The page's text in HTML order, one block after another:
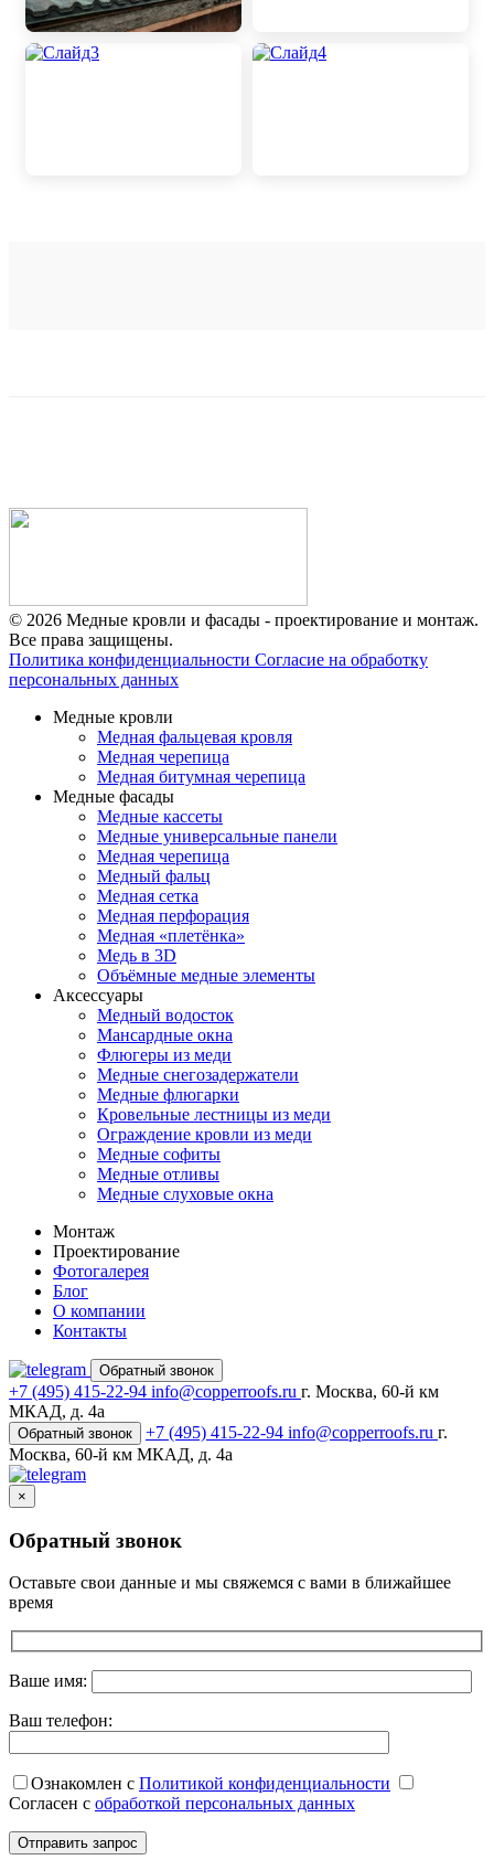
© 2026 Медные кровли и фасады - проектирование и монтаж.
Все права защищены.
Политика конфиденциальности Согласие на обработку
персональных данных
Медные кровли
Медная фальцевая кровля
Медная черепица
Медная битумная черепица
Медные фасады
Медные кассеты
Медные универсальные панели
Медная черепица
Медный фальц
Медная сетка
Медная перфорация
Медная «плетёнка»
Медь в 3D
Объёмные медные элементы
Аксессуары
Медный водосток
Мансардные окна
Флюгеры из меди
Медные снегозадержатели
Медные флюгарки
Кровельные лестницы из меди
Ограждение кровли из меди
Медные софиты
Медные отливы
Медные слуховые окна
Монтаж
Проектирование
Фотогалерея
Блог
О компании
Контакты
Обратный звонок
+7 (495) 415-22-94 info@copperroofs.ru г. Москва, 60-й км
МКАД, д. 4а
Обратный звонок +7 (495) 415-22-94 info@copperroofs.ru г.
Москва, 60-й км МКАД, д. 4а
×
Обратный звонок
Оставьте свои данные и мы свяжемся с вами в ближайшее
время
Ваше имя:
Ваш телефон:
Ознакомлен с Политикой конфиденциальности
Согласен с обработкой персональных данных